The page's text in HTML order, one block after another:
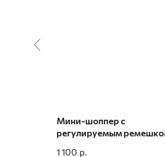
Мини-шоппер с
регулируемым
1 100 р.